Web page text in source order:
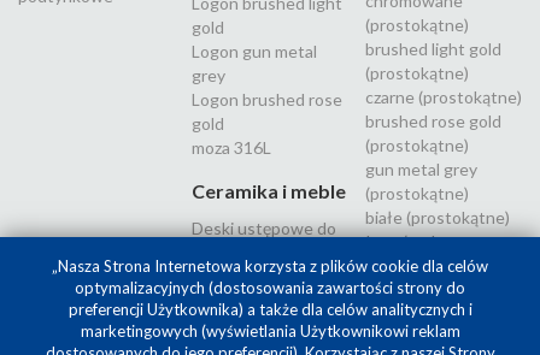
gold
Logon gun metal
grey
Logon brushed rose
gold
moza 316L
Ceramika i meble
Deski ustępowe do
(prostokątne)
brushed light gold
(prostokątne)
czarne (prostokątne)
brushed rose gold
(prostokątne)
gun metal grey
(prostokątne)
białe (prostokątne)
Inox (stal
nierdzewna 316L)
„Nasza Strona Internetowa korzysta z plików cookie dla celów
optymalizacyjnych (dostosowania zawartości strony do
preferencji Użytkownika) a także dla celów analitycznych i
marketingowych (wyświetlania Użytkownikowi reklam